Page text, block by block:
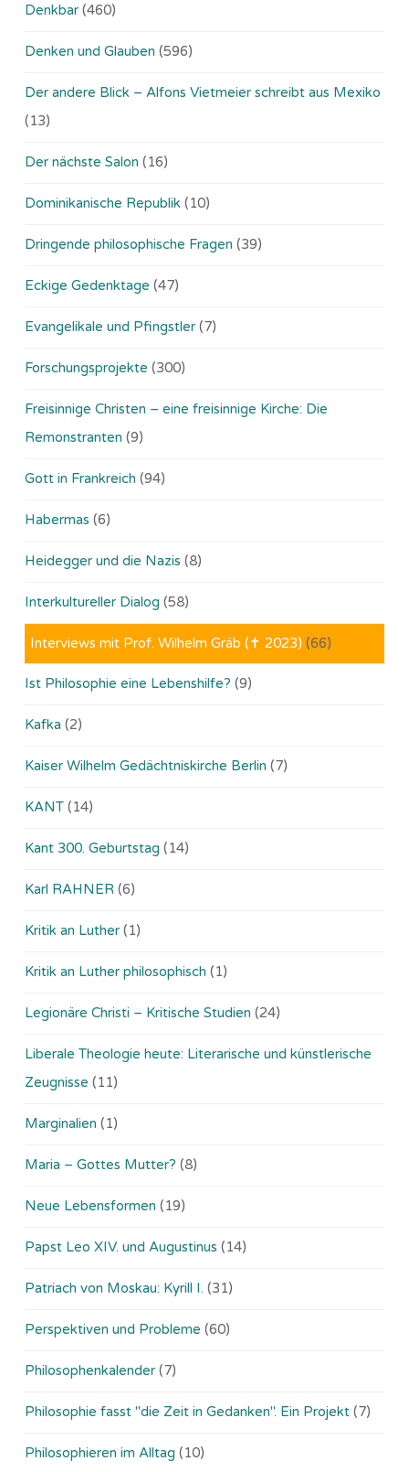
Denkbar (460)
Denken und Glauben (596)
Der andere Blick – Alfons Vietmeier schreibt aus Mexiko
(13)
Der nächste Salon (16)
Dominikanische Republik (10)
Dringende philosophische Fragen (39)
Eckige Gedenktage (47)
Evangelikale und Pfingstler (7)
Forschungsprojekte (300)
Freisinnige Christen – eine freisinnige Kirche: Die
Remonstranten (9)
Gott in Frankreich (94)
Habermas (6)
Heidegger und die Nazis (8)
Interkultureller Dialog (58)
Interviews mit Prof. Wilhelm Gräb (✝ 2023) (66)
Ist Philosophie eine Lebenshilfe? (9)
Kafka (2)
Kaiser Wilhelm Gedächtniskirche Berlin (7)
KANT (14)
Kant 300. Geburtstag (14)
Karl RAHNER (6)
Kritik an Luther (1)
Kritik an Luther philosophisch (1)
Legionäre Christi – Kritische Studien (24)
Liberale Theologie heute: Literarische und künstlerische
Zeugnisse (11)
Marginalien (1)
Maria – Gottes Mutter? (8)
Neue Lebensformen (19)
Papst Leo XIV. und Augustinus (14)
Patriach von Moskau: Kyrill I. (31)
Perspektiven und Probleme (60)
Philosophenkalender (7)
Philosophie fasst "die Zeit in Gedanken". Ein Projekt (7)
Philosophieren im Alltag (10)